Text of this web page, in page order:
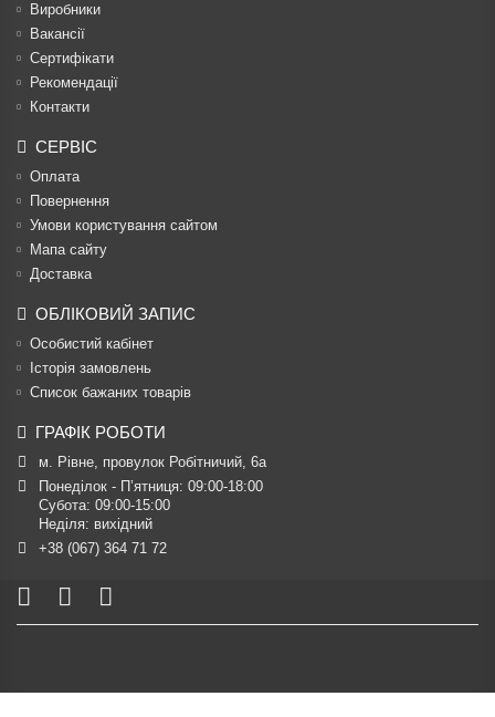
Виробники
Вакансії
Сертифікати
Рекомендації
Контакти
СЕРВІС
Оплата
Повернення
Умови користування сайтом
Мапа сайту
Доставка
ОБЛІКОВИЙ ЗАПИС
Особистий кабінет
Історія замовлень
Список бажаних товарів
ГРАФІК РОБОТИ
м. Рівне, провулок Робітничий, 6а
Понеділок - П’ятниця: 09:00-18:00
Субота: 09:00-15:00
Неділя: вихідний
+38 (067) 364 71 72